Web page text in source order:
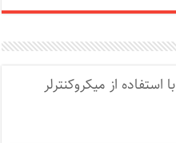
مدار دیمر پاور LED با استفاده از میکروکنترلر